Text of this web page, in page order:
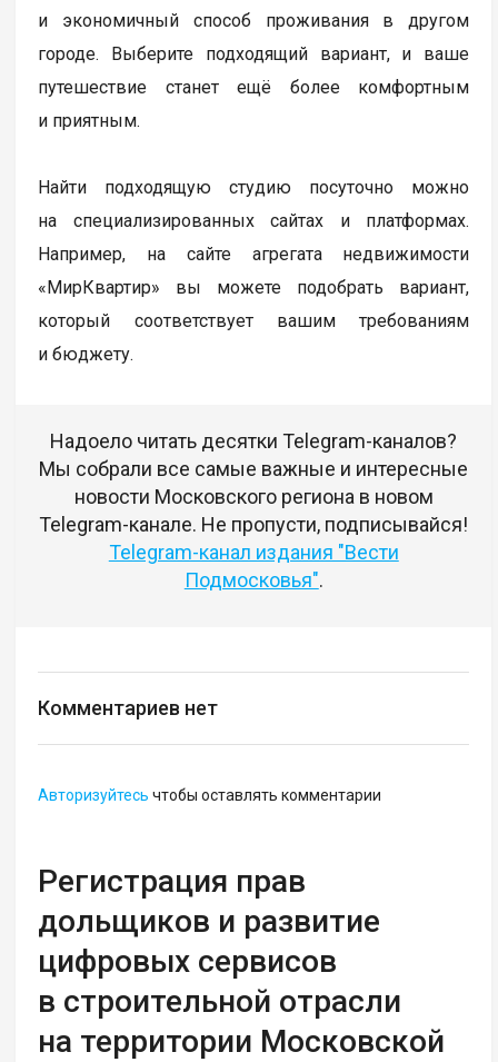
и экономичный способ проживания в другом
городе. Выберите подходящий вариант, и ваше
путешествие станет ещё более комфортным
и приятным.
Найти подходящую студию посуточно можно
на специализированных сайтах и платформах.
Например, на сайте агрегата недвижимости
«МирКвартир» вы можете подобрать вариант,
который соответствует вашим требованиям
и бюджету.
Надоело читать десятки Telegram-каналов?
Мы собрали все самые важные и интересные
новости Московского региона в новом
Telegram-канале. Не пропусти, подписывайся!
Telegram-канал издания "Вести
Подмосковья".
Комментариев нет
Авторизуйтесь чтобы оставлять комментарии
Регистрация прав
дольщиков и развитие
цифровых сервисов
в строительной отрасли
на территории Московской